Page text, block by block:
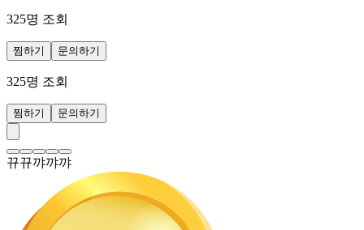
325명 조회
찜하기 문의하기
325명 조회
찜하기 문의하기
뀨뀨꺄꺄꺄